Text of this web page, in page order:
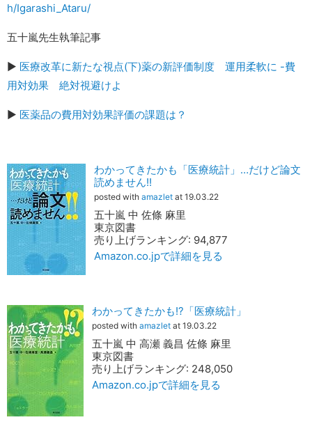
h/Igarashi_Ataru/
五十嵐先生執筆記事
▶︎ 医療改革に新たな視点(下)薬の新評価制度 運用柔軟に -費
用対効果 絶対視避けよ
▶︎ 医薬品の費用対効果評価の課題は？
わかってきたかも「医療統計」…だけど論文
読めません!!
posted with amazlet at 19.03.22
五十嵐 中 佐條 麻里
東京図書
売り上げランキング: 94,877
Amazon.co.jpで詳細を見る
わかってきたかも!?「医療統計」
posted with amazlet at 19.03.22
五十嵐 中 高瀬 義昌 佐條 麻里
東京図書
売り上げランキング: 248,050
Amazon.co.jpで詳細を見る